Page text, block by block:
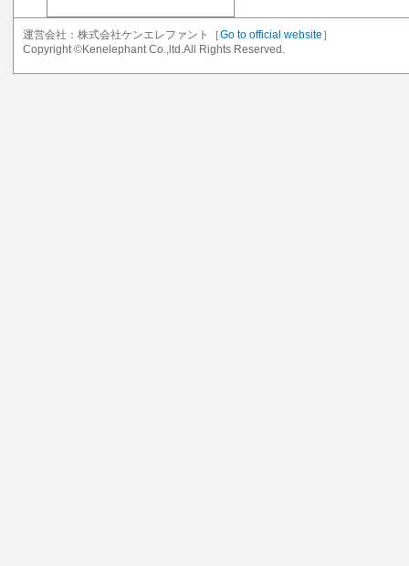
運営会社：株式会社ケンエレファント［Go to official website ］
Copyright ©Kenelephant Co.,ltd.All Rights Reserved.